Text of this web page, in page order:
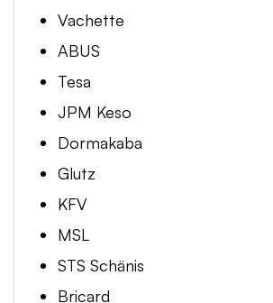
Vachette
ABUS
Tesa
JPM Keso
Dormakaba
Glutz
KFV
MSL
STS Schänis
Bricard